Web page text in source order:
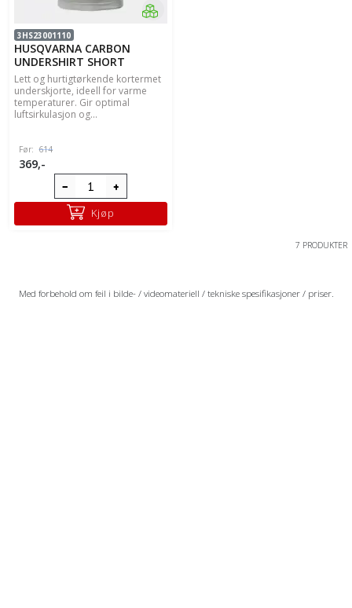
3HS23001110
HUSQVARNA CARBON
UNDERSHIRT SHORT
Lett og hurtigtørkende kortermet
underskjorte, ideell for varme
temperaturer. Gir optimal
luftsirkulasjon og...
Før: 614
369,-
Kjøp
7 PRODUKTER
Med forbehold om feil i bilde- / videomateriell / tekniske spesifikasjoner / priser.